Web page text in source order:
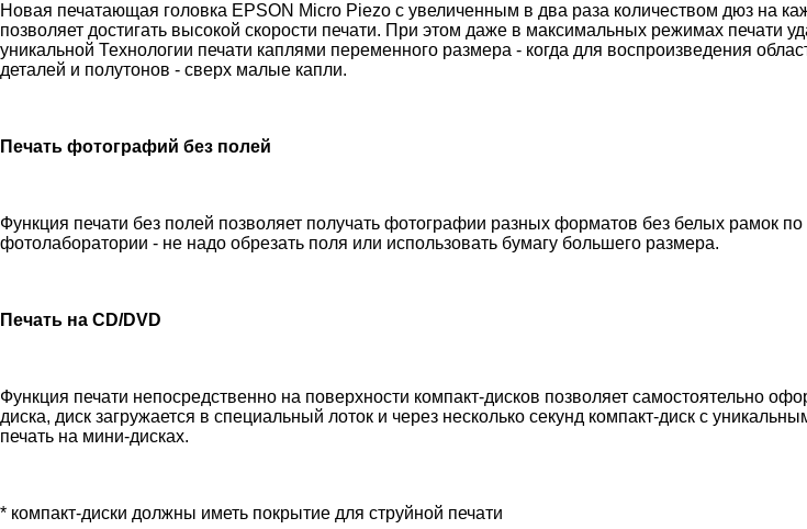
Новая печатающая головка EPSON Micro Piezo с увеличенным в два раза количеством дюз на
позволяет достигать высокой скорости печати. При этом даже в максимальных режимах печати
уникальной Технологии печати каплями переменного размера - когда для воспроизведения
деталей и полутонов - сверх малые капли.
Печать фотографий без полей
Функция печати без полей позволяет получать фотографии разных форматов без белых рамок
фотолаборатории - не надо обрезать поля или использовать бумагу большего размера.
Печать на CD/DVD
Функция печати непосредственно на поверхности компакт-дисков позволяет самостоятельно
диска, диск загружается в специальный лоток и через несколько секунд компакт-диск с
печать на мини-дисках.
* компакт-диски должны иметь покрытие для струйной печати